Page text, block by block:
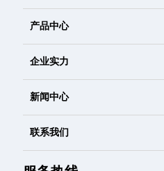
产品中心
企业实力
新闻中心
联系我们